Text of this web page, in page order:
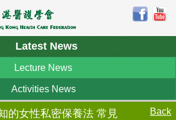
Latest News
Lecture News
Activities News
的女性私密保養法 常見
Back